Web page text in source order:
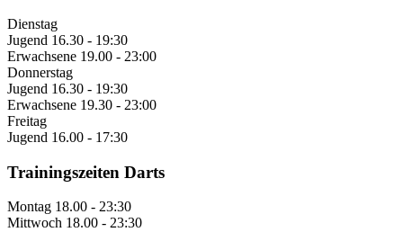
Dienstag
Jugend 16.30 - 19:30
Erwachsene 19.00 - 23:00
Donnerstag
Jugend 16.30 - 19:30
Erwachsene 19.30 - 23:00
Freitag
Jugend 16.00 - 17:30
Trainingszeiten Darts
Montag 18.00 - 23:30
Mittwoch 18.00 - 23:30